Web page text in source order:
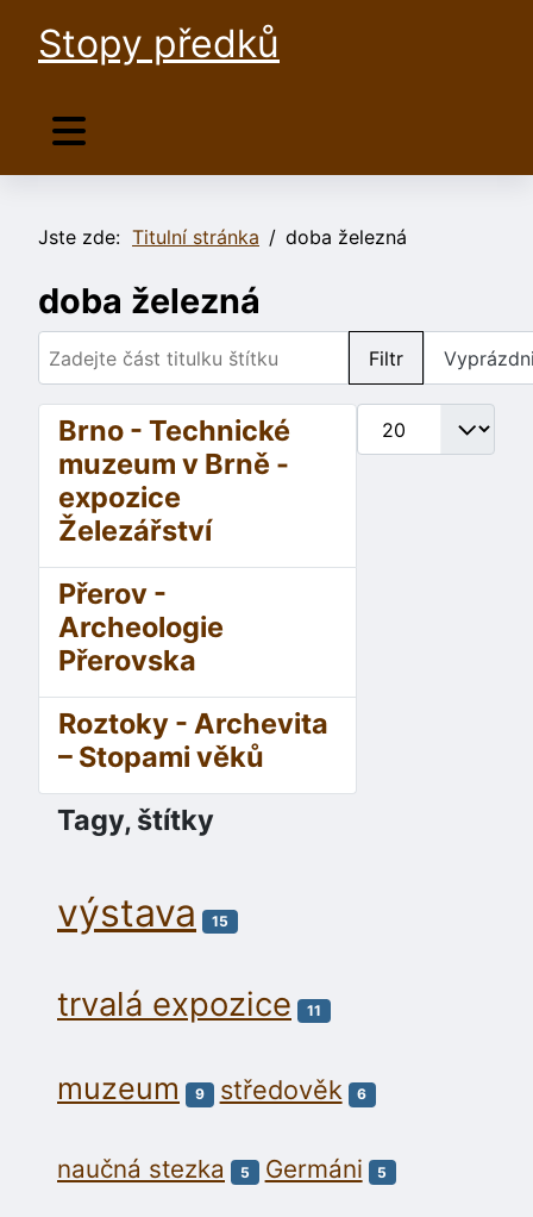
Stopy předků
Jste zde: Titulní stránka doba železná
doba železná
Zadejte část titulku štítku
Filtr
Počet zobrazení
Brno - Technické
muzeum v Brně -
expozice
Železářství
Přerov -
Archeologie
Přerovska
Roztoky - Archevita
– Stopami věků
Tagy, štítky
výstava 15
trvalá expozice 11
muzeum 9 středověk 6
naučná stezka 5 Germáni 5